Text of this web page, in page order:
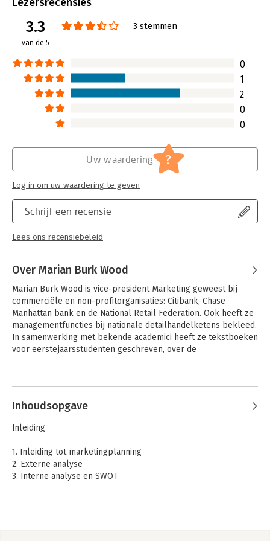
Verschijningsdatum:
13-9-2017
Hoofdrubriek:
3.3
van de 5
3 stemmen
0
1
2
0
0
Schrijf een recensie
Lees ons recensiebeleid
Uw waardering ?
Log in om uw waardering te geven
Over Marian Burk Wood
Marian Burk Wood is vice-president Marketing geweest bij
commerciële en non-profitorganisaties: Citibank, Chase
Manhattan bank en de National Retail Federation. Ook heeft ze
managementfuncties bij nationale detailhandelketens bekleed.
In samenwerking met bekende academici heeft ze tekstboeken
voor eerstejaarsstudenten geschreven, over de
Courtland Bovée, Grossmont College) en de grondbeginselen
Wood heeft de afgelopen jaren tientallen marketingplannen
ontwikkeld, voor veel verschillende producten en diensten.
Ook heeft deze uitvoerige en praktische informatie,
casestudies, onderwerpen, oefeningen en gedrukte en
elektronische supplementen voor diverse studieboeken over
marketing en verwante discipline geschreven. Wood heeft een
MBA in marketing, behaald aan de Long Island University in New
Andere boeken door Marian Burk
Wood
Inhoudsopgave
Inleiding
1. Inleiding tot marketingplanning
2. Externe analyse
3. Interne analyse en SWOT